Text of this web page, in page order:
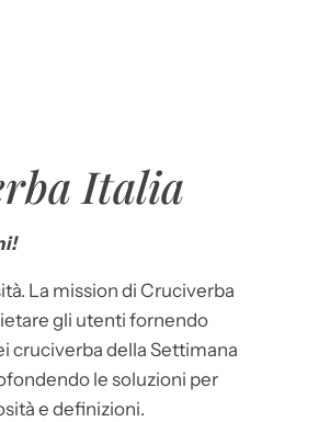
Italia
La mission di Cruciverba
gli utenti fornendo
cruciverba della Settimana
le soluzioni per
e definizioni.